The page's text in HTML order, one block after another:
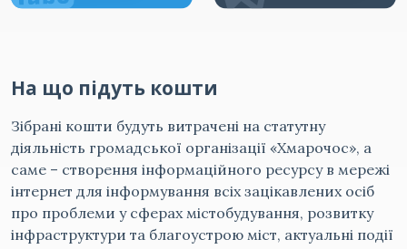
На що підуть кошти
Зібрані кошти будуть витрачені на статутну
діяльність громадської організації «Хмарочос», а
саме – створення інформаційного ресурсу в мережі
інтернет для інформування всіх зацікавлених осіб
про проблеми у сферах містобудування, розвитку
інфраструктури та благоустрою міст, актуальні події